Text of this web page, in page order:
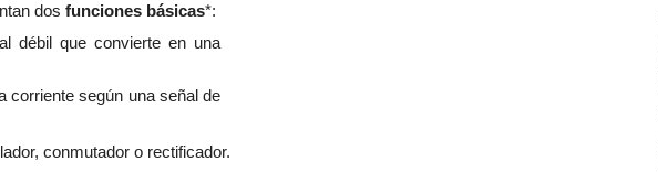
dos funciones básicas*:
débil que convierte en una
corriente según una señal de
conmutador o rectificador.